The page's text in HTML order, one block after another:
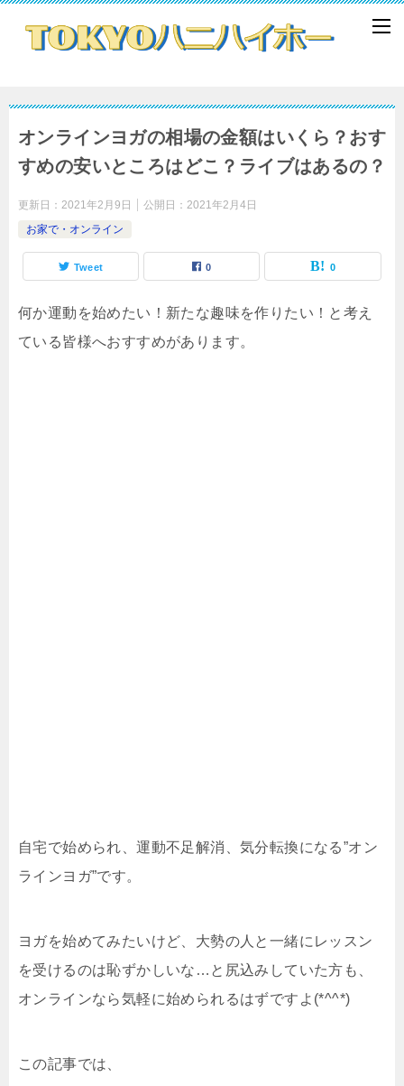
オンラインヨガの相場の金額はいくら？おす
すめの安いところはどこ？ライブはあるの？
更新日： 2021年2月9日 公開日： 2021年2月4日
お家で・オンライン
Tweet 0 0
何か運動を始めたい！新たな趣味を作りたい！と考え
ている皆様へおすすめがあります。
自宅で始められ、運動不足解消、気分転換になる”オン
ラインヨガ”です。
ヨガを始めてみたいけど、大勢の人と一緒にレッスン
を受けるのは恥ずかしいな…と尻込みしていた方も、
オンラインなら気軽に始められるはずですよ(*^^*)
この記事では、